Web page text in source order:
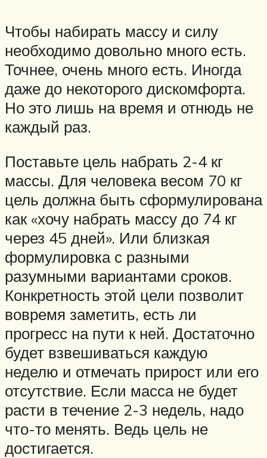
Чтобы набирать массу и силу
необходимо довольно много есть.
Точнее, очень много есть. Иногда
даже до некоторого дискомфорта.
Но это лишь на время и отнюдь не
каждый раз.
Поставьте цель набрать 2-4 кг
массы. Для человека весом 70 кг
цель должна быть сформулирована
как «хочу набрать массу до 74 кг
через 45 дней». Или близкая
формулировка с разными
разумными вариантами сроков.
Конкретность этой цели позволит
вовремя заметить, есть ли
прогресс на пути к ней. Достаточно
будет взвешиваться каждую
неделю и отмечать прирост или его
отсутствие. Если масса не будет
расти в течение 2-3 недель, надо
что-то менять. Ведь цель не
достигается.